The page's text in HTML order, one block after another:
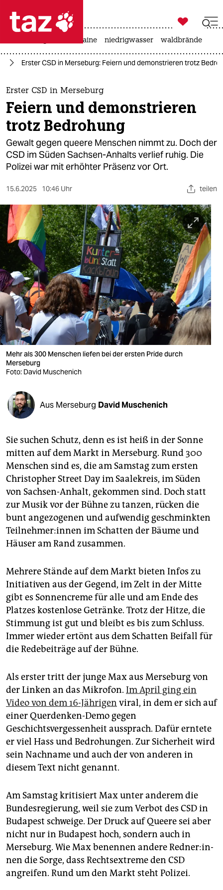
 taz zahl ich
taz zahl ich
themen
politik
öko
gesellschaft
sport
berlin
nord
wahrheit
verlag
verlag
veranstaltungen
shop
fragen & hilfe
unterstützen
abo
epaper login

taz zahl ich
krieg in der ukraine niedrigwasser waldbrände
Erster CSD in Merseburg: Feiern und demonstrieren trotz
Erster CSD in Merseburg
Feiern und demonstrieren
trotz Bedrohung
Gewalt gegen queere Menschen nimmt zu. Doch der
CSD im Süden Sachsen-Anhalts verlief ruhig. Die
Polizei war mit erhöhter Präsenz vor Ort.
15.6.2025 10:46 Uhr teilen
Mehr als 300 Menschen liefen bei der ersten Pride durch
Merseburg
Foto: David Muschenich
Aus Merseburg David Muschenich
Sie suchen Schutz, denn es ist heiß in der Sonne
mitten auf dem Markt in Merseburg. Rund 300
Menschen sind es, die am Samstag zum ersten
Christopher Street Day im Saalekreis, im Süden
von Sachsen-Anhalt, gekommen sind. Doch statt
zur Musik vor der Bühne zu tanzen, rücken die
bunt angezogenen und aufwendig geschminkten
Teil­neh­me­r:in­nen im Schatten der Bäume und
Häuser am Rand zusammen.
Mehrere Stände auf dem Markt bieten Infos zu
Initiativen aus der Gegend, im Zelt in der Mitte
gibt es Sonnencreme für alle und am Ende des
Platzes kostenlose Getränke. Trotz der Hitze, die
Stimmung ist gut und bleibt es bis zum Schluss.
Immer wieder ertönt aus dem Schatten Beifall für
die Redebeiträge auf der Bühne.
Als erster tritt der junge Max aus Merseburg von
der Linken an das Mikrofon. Im April ging ein
Video von dem 16-Jährigen viral, in dem er sich auf
einer Querdenken-Demo gegen
Geschichtsvergessenheit aussprach. Dafür erntete
er viel Hass und Bedrohungen. Zur Sicherheit wird
sein Nachname und auch der von anderen in
diesem Text nicht genannt.
Am Samstag kritisiert Max unter anderem die
Bundesregierung, weil sie zum Verbot des CSD in
Budapest schweige. Der Druck auf Queere sei aber
nicht nur in Budapest hoch, sondern auch in
Merseburg. Wie Max benennen andere Red­ne­r:in­
nen die Sorge, dass Rechtsextreme den CSD
angreifen. Rund um den Markt steht Polizei.